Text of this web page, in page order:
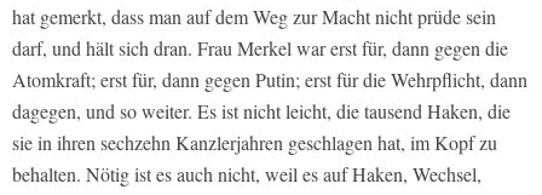
hat gemerkt, dass man auf dem Weg zur Macht nicht prüde sein
darf, und hält sich dran. Frau Merkel war erst für, dann gegen die
Atomkraft; erst für, dann gegen Putin; erst für die Wehrpflicht, dann
dagegen, und so weiter. Es ist nicht leicht, die tausend Haken, die
sie in ihren sechzehn Kanzlerjahren geschlagen hat, im Kopf zu
behalten. Nötig ist es auch nicht, weil es auf Haken, Wechsel,